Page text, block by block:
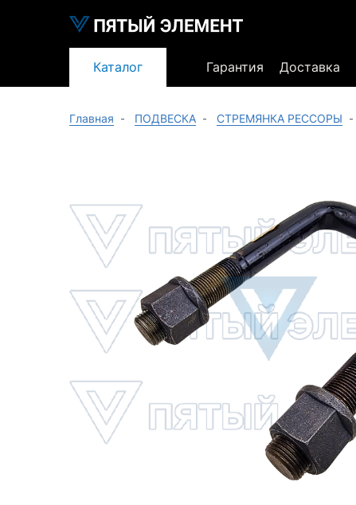
Каталог Гарантия Доставка
Главная ПОДВЕСКА СТРЕМЯНКА РЕССОРЫ